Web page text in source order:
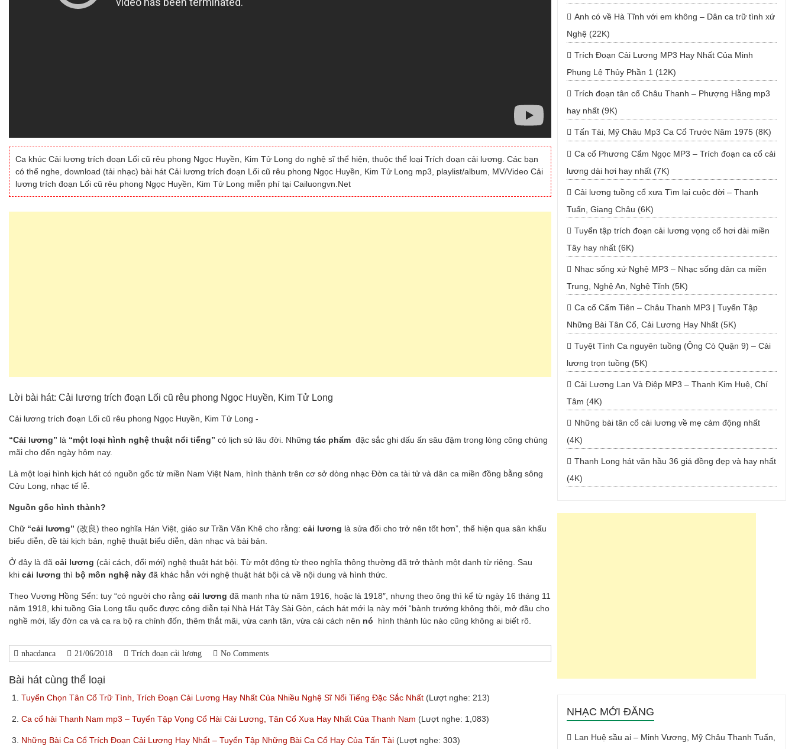
Ca khúc Cải lương trích đoạn Lối cũ rêu phong Ngọc Huyền, Kim Tử Long do nghệ sĩ thể hiện, thuộc thể loại Trích đoạn cải lương. Các bạn
có thể nghe, download (tải nhạc) bài hát Cải lương trích đoạn Lối cũ rêu phong Ngọc Huyền, Kim Tử Long mp3, playlist/album, MV/Video Cải
lương trích đoạn Lối cũ rêu phong Ngọc Huyền, Kim Tử Long miễn phí tại Cailuongvn.Net
Lời bài hát: Cải lương trích đoạn Lối cũ rêu phong Ngọc Huyền, Kim Tử Long
Cải lương trích đoạn Lối cũ rêu phong Ngọc Huyền, Kim Tử Long -
“Cải lương” là “một loại hình nghệ thuật nổi tiếng” có lịch sử lâu đời. Những tác phẩm đặc sắc ghi dấu ấn sâu đậm trong lòng công chúng
mãi cho đến ngày hôm nay.
Là một loại hình kịch hát có nguồn gốc từ miền Nam Việt Nam, hình thành trên cơ sở dòng nhạc Đờn ca tài tử và dân ca miền đồng bằng sông
Cửu Long, nhạc tế lễ.
Nguồn gốc hình thành?
Chữ “cải lương” (改良) theo nghĩa Hán Việt, giáo sư Trần Văn Khê cho rằng: cải lương là sửa đổi cho trở nên tốt hơn”, thể hiện qua sân khấu
biểu diễn, đề tài kịch bản, nghệ thuật biểu diễn, dàn nhạc và bài bản.
Ở đây là đã cải lương (cải cách, đổi mới) nghệ thuật hát bội. Từ một động từ theo nghĩa thông thường đã trở thành một danh từ riêng. Sau
khi cải lương thì bộ môn nghệ này đã khác hẳn với nghệ thuật hát bội cả về nội dung và hình thức.
Theo Vương Hồng Sển: tuy “có người cho rằng cải lương đã manh nha từ năm 1916, hoặc là 1918″, nhưng theo ông thì kể từ ngày 16 tháng 11
năm 1918, khi tuồng Gia Long tẩu quốc được công diễn tại Nhà Hát Tây Sài Gòn, cách hát mới lạ này mới “bành trướng không thôi, mở đầu cho
nghề mới, lấy đờn ca và ca ra bộ ra chỉnh đốn, thêm thắt mãi, vừa canh tân, vừa cải cách nên nó hình thành lúc nào cũng không ai biết rõ.
nhacdanca 21/06/2018 Trích đoạn cải lương No Comments
Bài hát cùng thể loại
1. Tuyển Chọn Tân Cổ Trữ Tình, Trích Đoạn Cải Lương Hay Nhất Của Nhiều Nghệ Sĩ Nổi Tiếng Đặc Sắc Nhất (Lượt nghe: 213)
2. Ca cổ hài Thanh Nam mp3 – Tuyển Tập Vọng Cổ Hài Cải Lương, Tân Cổ Xưa Hay Nhất Của Thanh Nam (Lượt nghe: 1,083)
3. Những Bài Ca Cổ Trích Đoạn Cải Lương Hay Nhất – Tuyển Tập Những Bài Ca Cổ Hay Của Tấn Tài (Lượt nghe: 303)
Anh có về Hà Tĩnh với em không – Dân ca trữ tình xứ
Nghệ (22K)
Trích Đoạn Cải Lương MP3 Hay Nhất Của Minh
Phụng Lệ Thủy Phần 1 (12K)
Trích đoạn tân cổ Châu Thanh – Phượng Hằng mp3
hay nhất (9K)
Tấn Tài, Mỹ Châu Mp3 Ca Cổ Trước Năm 1975 (8K)
Ca cổ Phương Cẩm Ngọc MP3 – Trích đoạn ca cổ cải
lương dài hơi hay nhất (7K)
Cải lương tuồng cổ xưa Tìm lại cuộc đời – Thanh
Tuấn, Giang Châu (6K)
Tuyển tập trích đoạn cải lương vọng cổ hơi dài miền
Tây hay nhất (6K)
Nhạc sống xứ Nghệ MP3 – Nhạc sống dân ca miền
Trung, Nghệ An, Nghệ Tĩnh (5K)
Ca cổ Cẩm Tiên – Châu Thanh MP3 | Tuyển Tập
Những Bài Tân Cổ, Cải Lương Hay Nhất (5K)
Tuyệt Tình Ca nguyên tuồng (Ông Cò Quận 9) – Cải
lương trọn tuồng (5K)
Cải Lương Lan Và Điệp MP3 – Thanh Kim Huệ, Chí
Tâm (4K)
Những bài tân cổ cải lương về mẹ cảm động nhất
(4K)
Thanh Long hát văn hầu 36 giá đồng đẹp và hay nhất
(4K)
NHẠC MỚI ĐĂNG
Lan Huệ sầu ai – Minh Vương, Mỹ Châu Thanh Tuấn,